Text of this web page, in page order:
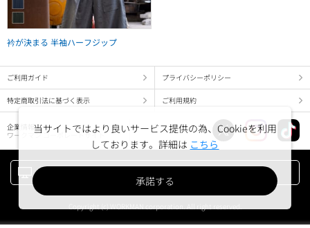
衿が決まる 半袖ハーフジップ
ご利用ガイド プライバシーポリシー
特定商取引法に基づく表示 ご利用規約
企業情報
ワークマン コーポレートサイト
当サイトではより良いサービス提供の為、Cookieを利用
しております。詳細は こちら
承諾する